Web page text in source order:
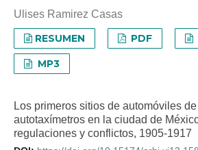
Ulises Ramirez Casas
RESUMEN PDF
MP3
Los primeros sitios de automóviles
autotaxímetros en la ciudad de
regulaciones y conflictos, 1905-1917